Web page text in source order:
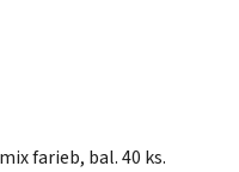
farieb, bal. 40 ks.